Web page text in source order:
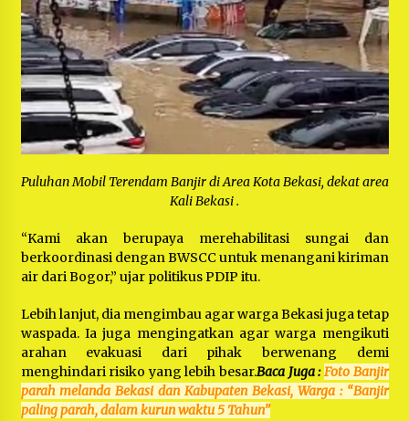
Puluhan Mobil Terendam Banjir di Area Kota Bekasi, dekat area
Kali Bekasi .
“Kami akan berupaya merehabilitasi sungai dan
berkoordinasi dengan BWSCC untuk menangani kiriman
air dari Bogor,” ujar politikus PDIP itu.
Lebih lanjut, dia mengimbau agar warga Bekasi juga tetap
waspada. Ia juga mengingatkan agar warga mengikuti
arahan evakuasi dari pihak berwenang demi
menghindari risiko yang lebih besar.Baca Juga :Foto Banjir
parah melanda Bekasi dan Kabupaten Bekasi, Warga : “Banjir
paling parah, dalam kurun waktu 5 Tahun”